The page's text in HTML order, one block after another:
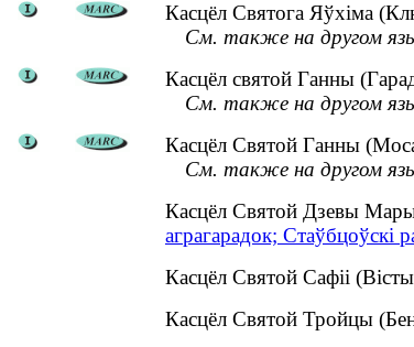
Касцёл Святога Яўхіма
См. также на другом
Касцёл святой Ганны
См. также на другом
Касцёл Святой Ганны
См. также на другом
Касцёл Святой Дзевы
аграгарадок; Стаўбцоўскі
Касцёл Святой Сафіі
Касцёл Святой Тройцы